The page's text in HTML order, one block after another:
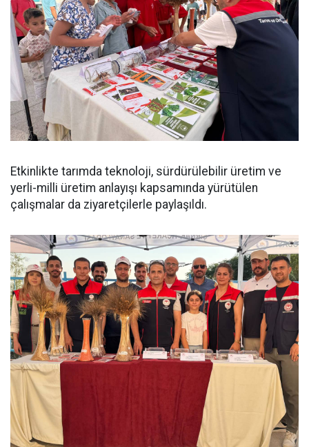
Etkinlikte tarımda teknoloji, sürdürülebilir üretim ve
yerli-milli üretim anlayışı kapsamında yürütülen
çalışmalar da ziyaretçilerle paylaşıldı.